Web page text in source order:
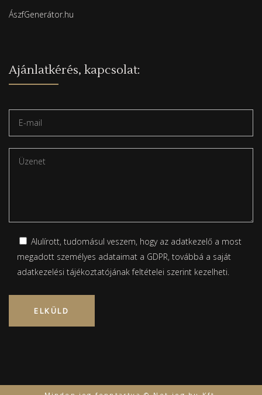
ÁszfGenerátor.hu
Ajánlatkérés, kapcsolat:
Alulírott, tudomásul veszem, hogy az adatkezelő a most
megadott személyes adataimat a GDPR, továbbá a saját
adatkezelési tájékoztatójánakfeltételei szerint kezelheti.
Please leave this field empty.